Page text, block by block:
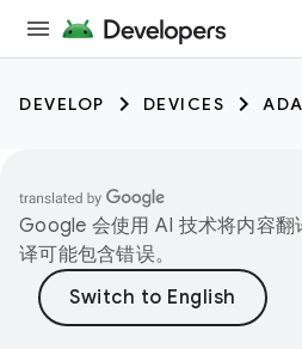
DEVELOP DEVICES
Google 会使用 AI 技术将内容翻
译可能包含错误。